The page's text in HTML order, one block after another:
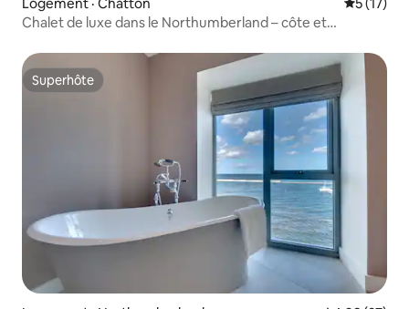
Chalet de luxe dans le Northumberland – côte et
Superhôte
Superhôte